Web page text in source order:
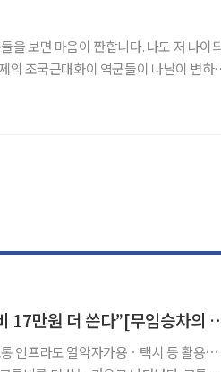
을 보면 마음이 짠합니다. 나도 저 나이
의 조국근대화이 역군들이 나날이 변하
“비수도권 노인부부, 수도권보
인프라도 열악자가용ㆍ택시 등 활용⋯